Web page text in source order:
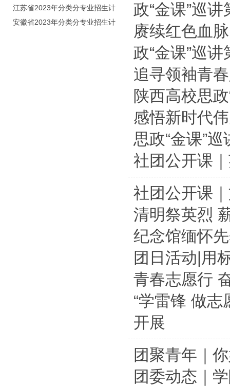
划（院校代号：5560）
江苏省2023年分类分专业招生计
划（院校代号：8931）
安徽省2023年分类分专业招生计
政“金课”巡
赓续红色血
政“金课”巡
追寻领袖青
陕西高校思
感悟新时代
思政“金课”
社团公开课
社团公开课
清明祭英烈
纪念馆缅怀
团日活动|用
青春志愿行
“学雷锋 做
开展
团聚青年｜
团委动态｜